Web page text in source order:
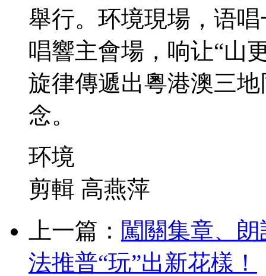
舉行。环境現場，语唱
唱響主會場，响让“山
旋律傳遞出粵港澳三
念。
环境
剪輯 高燕萍
上一篇： 闖關集章、
法推普“玩”出新花樣！